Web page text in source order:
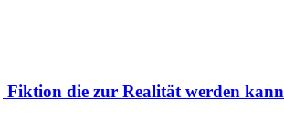
Fiktion die zur Realität werden kann